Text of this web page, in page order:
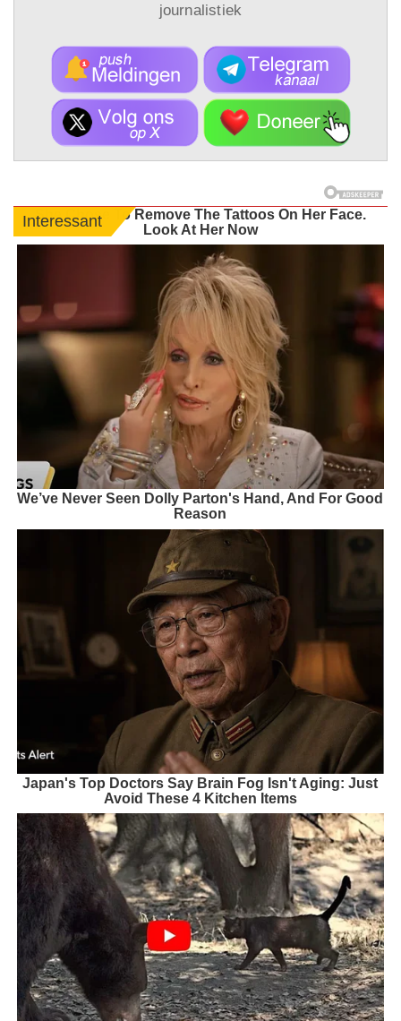
journalistiek
Interessant
She Chose To Remove The Tattoos On Her Face.
Look At Her Now
We’ve Never Seen Dolly Parton's Hand, And For Good
Reason
Japan's Top Doctors Say Bra​in Fo​g Isn't Aging: Just
Avoid These 4 Kitchen Items